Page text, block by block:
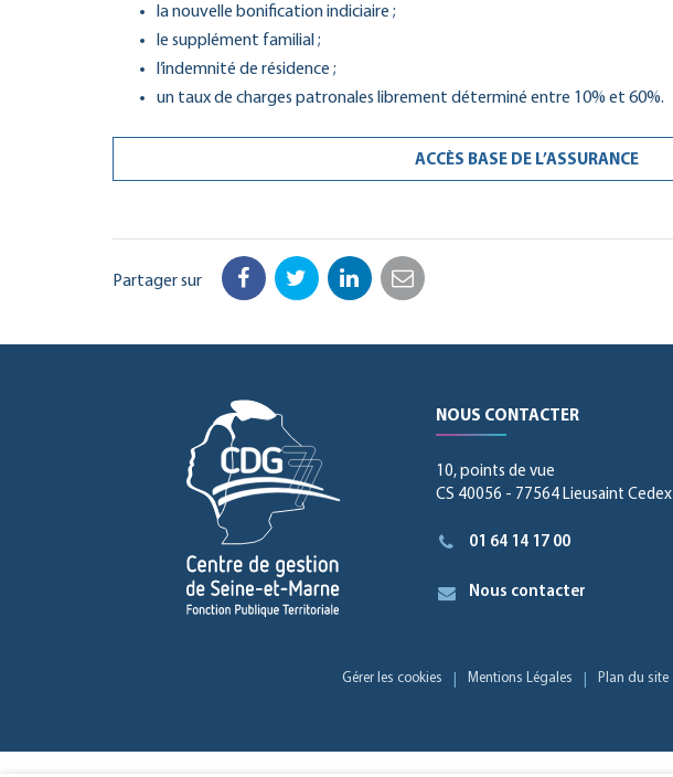
la nouvelle bonification indiciaire ;
le supplément familial ;
l’indemnité de résidence ;
un taux de charges patronales librement déterminé entre 10% et 60%.
ACCÈS BASE DE L’ASSURANCE
Partager sur Facebook
TwitterLinkedIn
Email
NOUS CONTACTER
10, points de vue
CS 40056 - 77564 Lieusaint Cedex
01 64 14 17 00
Nous contacter
Gérer les cookies Mentions Légales Plan du site